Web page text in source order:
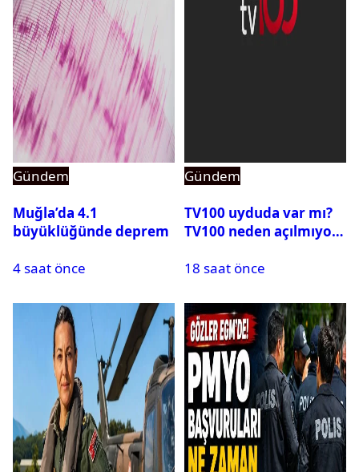
Gündem
Muğla’da 4.1
büyüklüğünde deprem
4 saat önce
Gündem
TV100 uyduda var mı?
TV100 neden açılmıyor?
18 saat önce